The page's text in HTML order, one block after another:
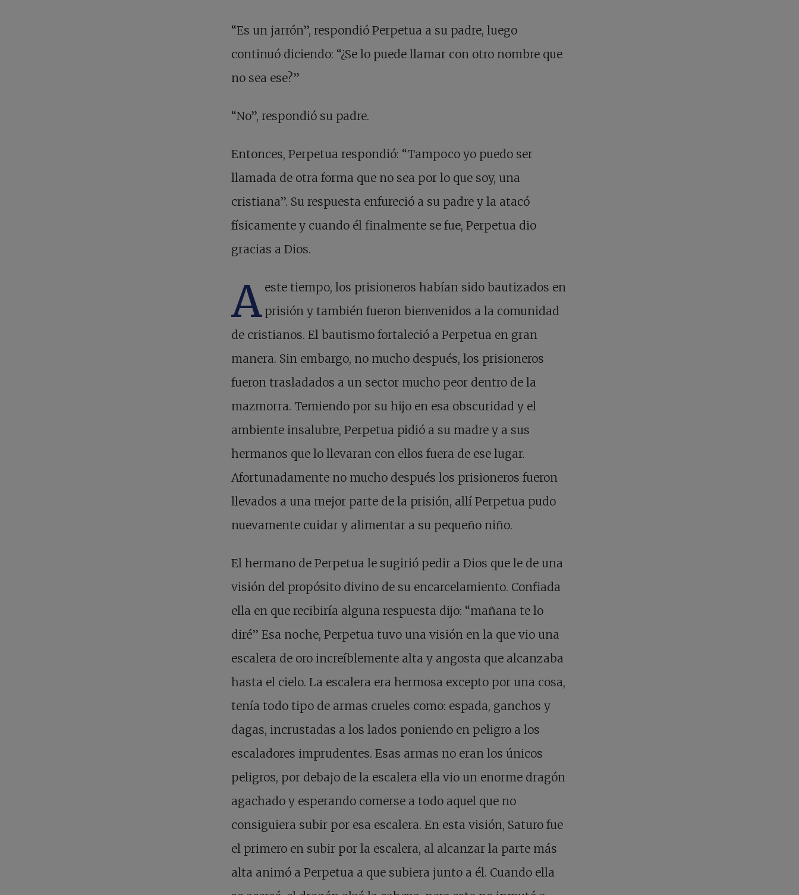
“Es un jarrón”, respondió Perpetua a su padre, luego
continuó diciendo: “¿Se lo puede llamar con otro nombre que
no sea ese?”
“No”, respondió su padre.
Entonces, Perpetua respondió: “Tampoco yo puedo ser
llamada de otra forma que no sea por lo que soy, una
cristiana”. Su respuesta enfureció a su padre y la atacó
físicamente y cuando él finalmente se fue, Perpetua dio
gracias a Dios.
A este tiempo, los prisioneros habían sido bautizados en
prisión y también fueron bienvenidos a la comunidad
de cristianos. El bautismo fortaleció a Perpetua en gran
manera. Sin embargo, no mucho después, los prisioneros
fueron trasladados a un sector mucho peor dentro de la
mazmorra. Temiendo por su hijo en esa obscuridad y el
ambiente insalubre, Perpetua pidió a su madre y a sus
hermanos que lo llevaran con ellos fuera de ese lugar.
Afortunadamente no mucho después los prisioneros fueron
llevados a una mejor parte de la prisión, allí Perpetua pudo
nuevamente cuidar y alimentar a su pequeño niño.
El hermano de Perpetua le sugirió pedir a Dios que le de una
visión del propósito divino de su encarcelamiento. Confiada
ella en que recibiría alguna respuesta dijo: “mañana te lo
diré” Esa noche, Perpetua tuvo una visión en la que vio una
escalera de oro increíblemente alta y angosta que alcanzaba
hasta el cielo. La escalera era hermosa excepto por una cosa,
tenía todo tipo de armas crueles como: espada, ganchos y
dagas, incrustadas a los lados poniendo en peligro a los
escaladores imprudentes. Esas armas no eran los únicos
peligros, por debajo de la escalera ella vio un enorme dragón
agachado y esperando comerse a todo aquel que no
consiguiera subir por esa escalera. En esta visión, Saturo fue
el primero en subir por la escalera, al alcanzar la parte más
alta animó a Perpetua a que subiera junto a él. Cuando ella